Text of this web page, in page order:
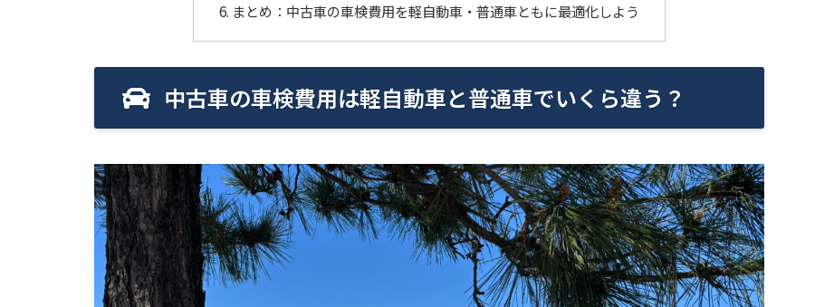
まとめ：中古車の車検費用を軽自動車・普通車ともに最適化しよう
中古車の車検費用は軽自動車と普通車でいくら違う？